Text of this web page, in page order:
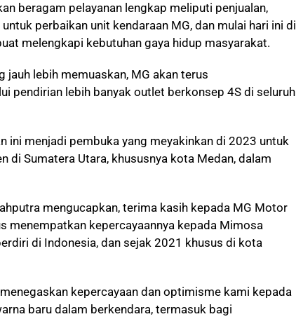
beragam pelayanan lengkap meliputi penjualan,
perbaikan unit kendaraan MG, dan mulai hari ini di
melengkapi kebutuhan gaya hidup masyarakat.
jauh lebih memuaskan, MG akan terus
pendirian lebih banyak outlet berkonsep 4S di seluruh
ini menjadi pembuka yang meyakinkan di 2023 untuk
di Sumatera Utara, khususnya kota Medan, dalam
mengucapkan, terima kasih kepada MG Motor
menempatkan kepercayaannya kepada Mimosa
di Indonesia, dan sejak 2021 khusus di kota
kepercayaan dan optimisme kami kepada
baru dalam berkendara, termasuk bagi